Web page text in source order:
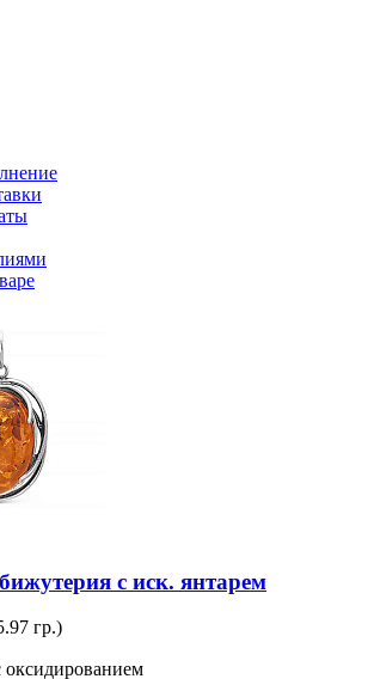
с иск. янтарем
гр.)
оксидированием